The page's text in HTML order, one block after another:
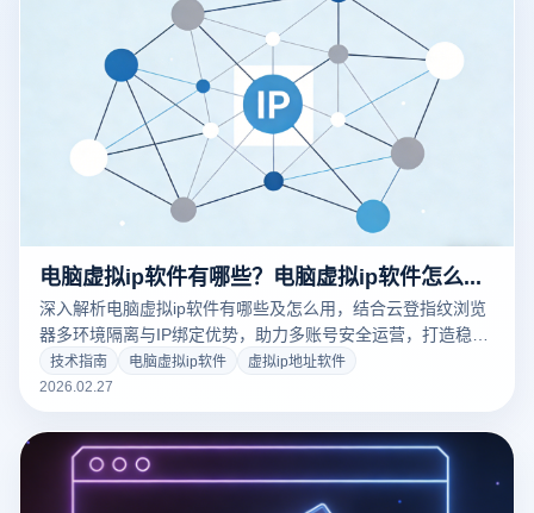
电脑虚拟ip软件有哪些？电脑虚拟ip软件怎么用？
深入解析电脑虚拟ip软件有哪些及怎么用，结合云登指纹浏览
器多环境隔离与IP绑定优势，助力多账号安全运营，打造稳定
独立网络环境。
技术指南 电脑虚拟ip软件
虚拟ip地址软件
2026.02.27